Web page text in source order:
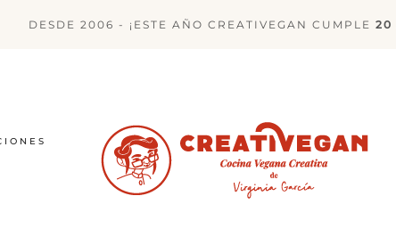
DESDE 2006 - ¡ESTE AÑO CREATIVEGAN CUMPLE 20